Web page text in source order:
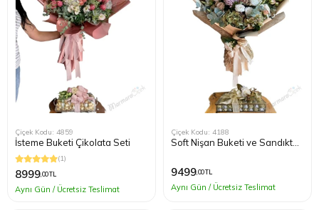
Çiçek Kodu: 4859
İsteme Buketi Çikolata Seti
(1)
8999,00 TL
Aynı Gün / Ücretsiz Teslimat
Çiçek Kodu: 4188
Soft Nişan Buketi ve Sandıkta
9499,00 TL
Aynı Gün / Ücretsiz Teslimat